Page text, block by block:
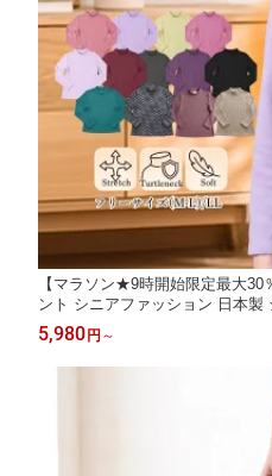
【マラソン★9時開始限定最大
ント シニアファッション 日本
カットソー 春 夏 長袖 ハイネッ
0代 90代 服 高齢者 介護 施設 冷房
5,980 円 ～